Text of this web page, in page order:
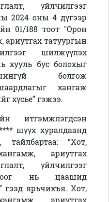
үйлчилгээг
2024 оны 4 дүгээр
01/188 тоот "Орон
ариутгах татуургын
шилжүүлэх
хууль бус болохыг
болгож
хангаж
хүсье” гэжээ.
итгэмжлэгдсэн
шүүх хуралдаанд
тайлбартаа: “Хот,
ариутгах
үйлчилгээг
нь цаашид
гээд ярьчихъя. Хот,
ариутгах